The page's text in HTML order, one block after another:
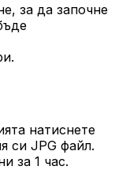
за да започне
натиснете
си JPG файл.
за 1 час.